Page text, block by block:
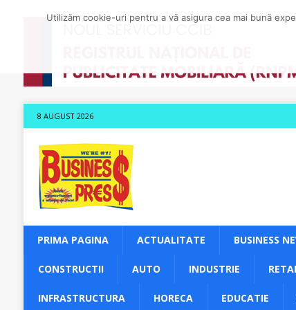
8 AUGUST 2026
PRIMA PAGINA ACTUALITATE BUSINESS
CONSTRUCTII AUTO INDUSTRIE
INFRASTRUCTURA HORECA EDUCATIE
Utilizăm cookie-uri pentru a vă asigura cea mai bună